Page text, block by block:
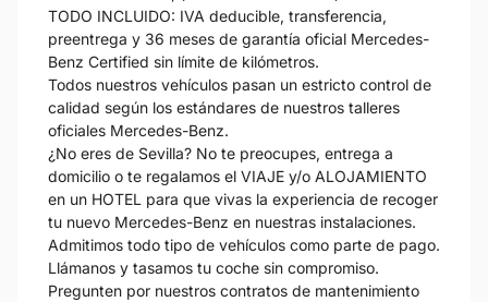
TODO INCLUIDO: IVA deducible, transferencia,
preentrega y 36 meses de garantía oficial Mercedes-
Benz Certified sin límite de kilómetros.
Todos nuestros vehículos pasan un estricto control de
calidad según los estándares de nuestros talleres
oficiales Mercedes-Benz.
¿No eres de Sevilla? No te preocupes, entrega a
domicilio o te regalamos el VIAJE y/o ALOJAMIENTO
en un HOTEL para que vivas la experiencia de recoger
tu nuevo Mercedes-Benz en nuestras instalaciones.
Admitimos todo tipo de vehículos como parte de pago.
Llámanos y tasamos tu coche sin compromiso.
Pregunten por nuestros contratos de mantenimiento